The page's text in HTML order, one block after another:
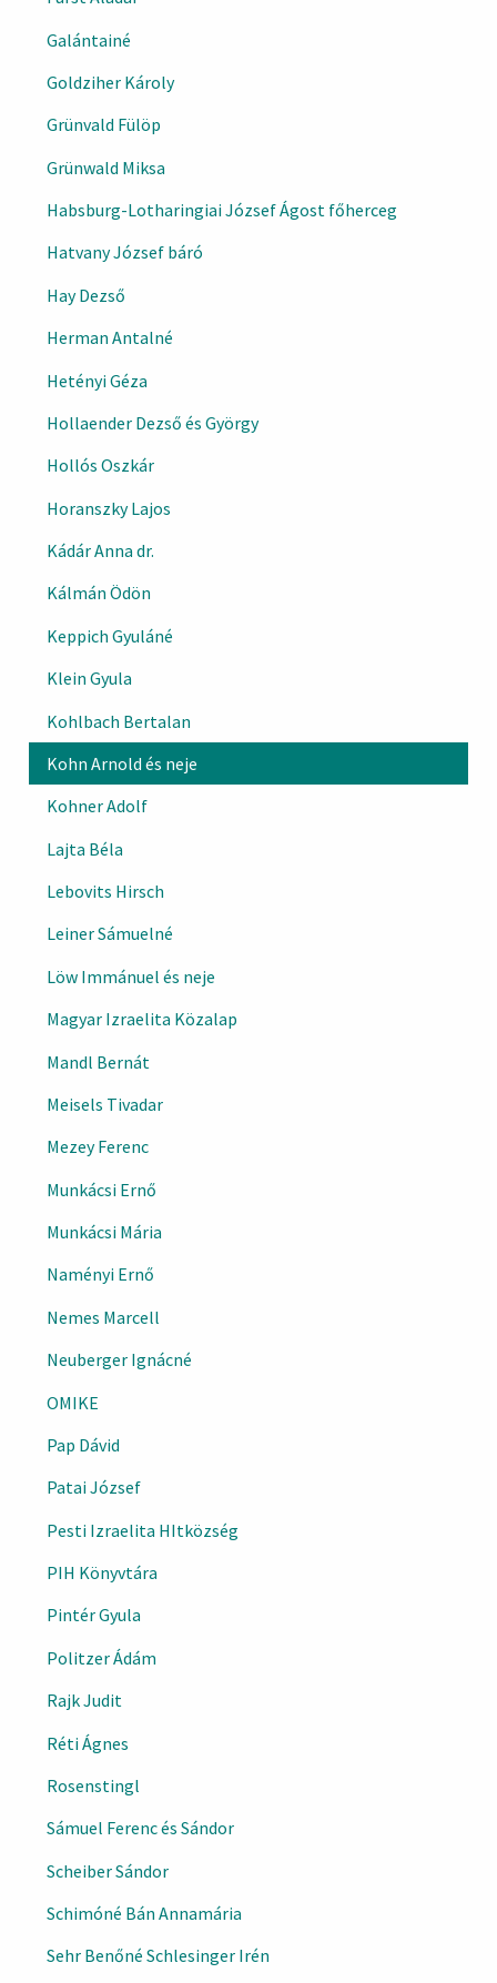
Galántainé
Goldziher Károly
Grünvald Fülöp
Grünwald Miksa
Habsburg-Lotharingiai József Ágost főherceg
Hatvany József báró
Hay Dezső
Herman Antalné
Hetényi Géza
Hollaender Dezső és György
Hollós Oszkár
Horanszky Lajos
Kádár Anna dr.
Kálmán Ödön
Keppich Gyuláné
Klein Gyula
Kohlbach Bertalan
Kohn Arnold és neje
Kohner Adolf
Lajta Béla
Lebovits Hirsch
Leiner Sámuelné
Löw Immánuel és neje
Magyar Izraelita Közalap
Mandl Bernát
Meisels Tivadar
Mezey Ferenc
Munkácsi Ernő
Munkácsi Mária
Naményi Ernő
Nemes Marcell
Neuberger Ignácné
OMIKE
Pap Dávid
Patai József
Pesti Izraelita HItközség
PIH Könyvtára
Pintér Gyula
Politzer Ádám
Rajk Judit
Réti Ágnes
Rosenstingl
Sámuel Ferenc és Sándor
Scheiber Sándor
Schimóné Bán Annamária
Sehr Benőné Schlesinger Irén